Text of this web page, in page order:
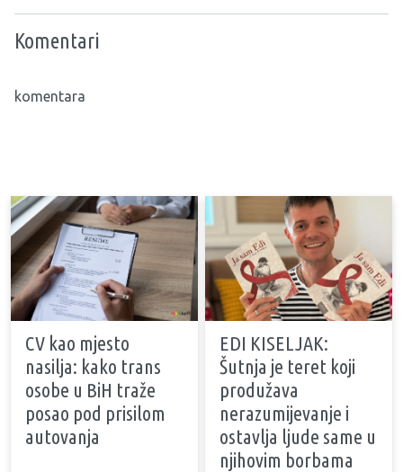
Komentari
komentara
CV kao mjesto
nasilja: kako trans
osobe u BiH traže
posao pod prisilom
autovanja
EDI KISELJAK:
Šutnja je teret koji
produžava
nerazumijevanje i
ostavlja ljude same u
njihovim borbama